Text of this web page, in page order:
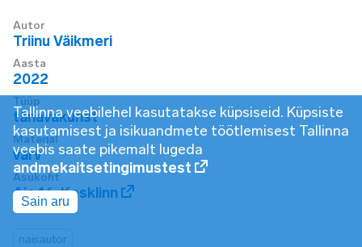
Autor
Triinu Väikmeri
Aasta
2022
Tüüp
tänavakunst
Materjal
värv
Asukoht
Aia 16,Kesklinn
naisautor
Tallinna veebilehel kasutatakse küpsiseid. Küpsiste
kasutamisest ja isikuandmete töötlemisest Tallinna
veebis saate pikemalt lugeda
andmekaitsetingimustest
Sain aru